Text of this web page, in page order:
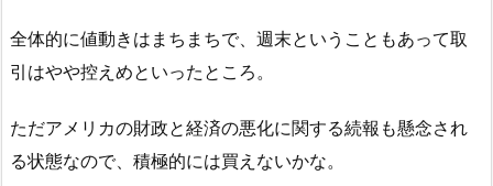
全体的に値動きはまちまちで、週末ということもあって取
引はやや控えめといったところ。
ただアメリカの財政と経済の悪化に関する続報も懸念され
る状態なので、積極的には買えないかな。